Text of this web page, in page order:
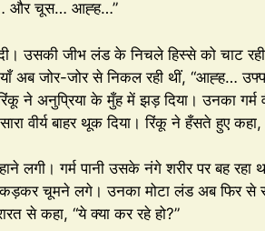
और चूस… आह्ह…”
दी। उसकी जीभ लंड के निचले हिस्से को चाट
अब जोर-जोर से निकल रही थीं, “आह्ह…
ने अनुप्रिया के मुँह में झड़ दिया। उनका गर्म
वीर्य बाहर थूक दिया। रिंकू ने हँसते हुए कहा,
लगी। गर्म पानी उसके नंगे शरीर पर बह
चूमने लगे। उनका मोटा लंड अब फिर से
से कहा, “ये क्या कर रहे हो?”